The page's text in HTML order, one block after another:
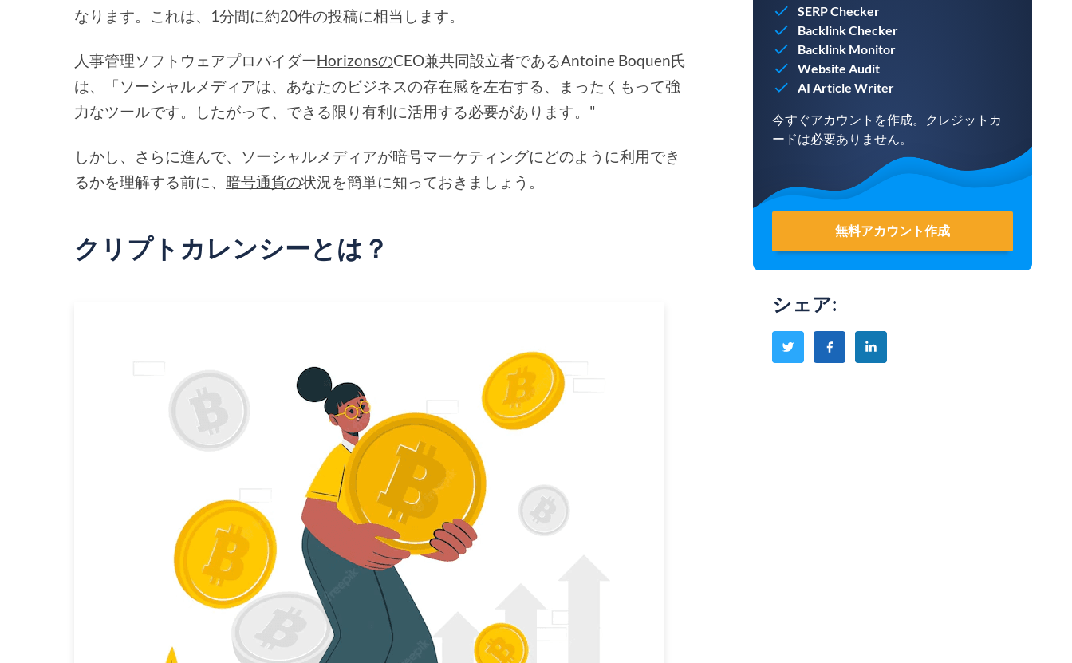
なります。これは、1分間に約20件の投稿に相当します。
人事管理ソフトウェアプロバイダーHorizonsのCEO兼共同設立者であるAntoine Boquen氏
は、「ソーシャルメディアは、あなたのビジネスの存在感を左右する、まったくもって強
力なツールです。したがって、できる限り有利に活用する必要があります。"
しかし、さらに進んで、ソーシャルメディアが暗号マーケティングにどのように利用でき
るかを理解する前に、 暗号通貨の状況を簡単に知っておきましょう。
クリプトカレンシーとは？
SERP Checker
Backlink Checker
Backlink Monitor
Website Audit
AI Article Writer
今すぐアカウントを作成。クレジットカ
ードは必要ありません。
無料アカウント作成
シェア: